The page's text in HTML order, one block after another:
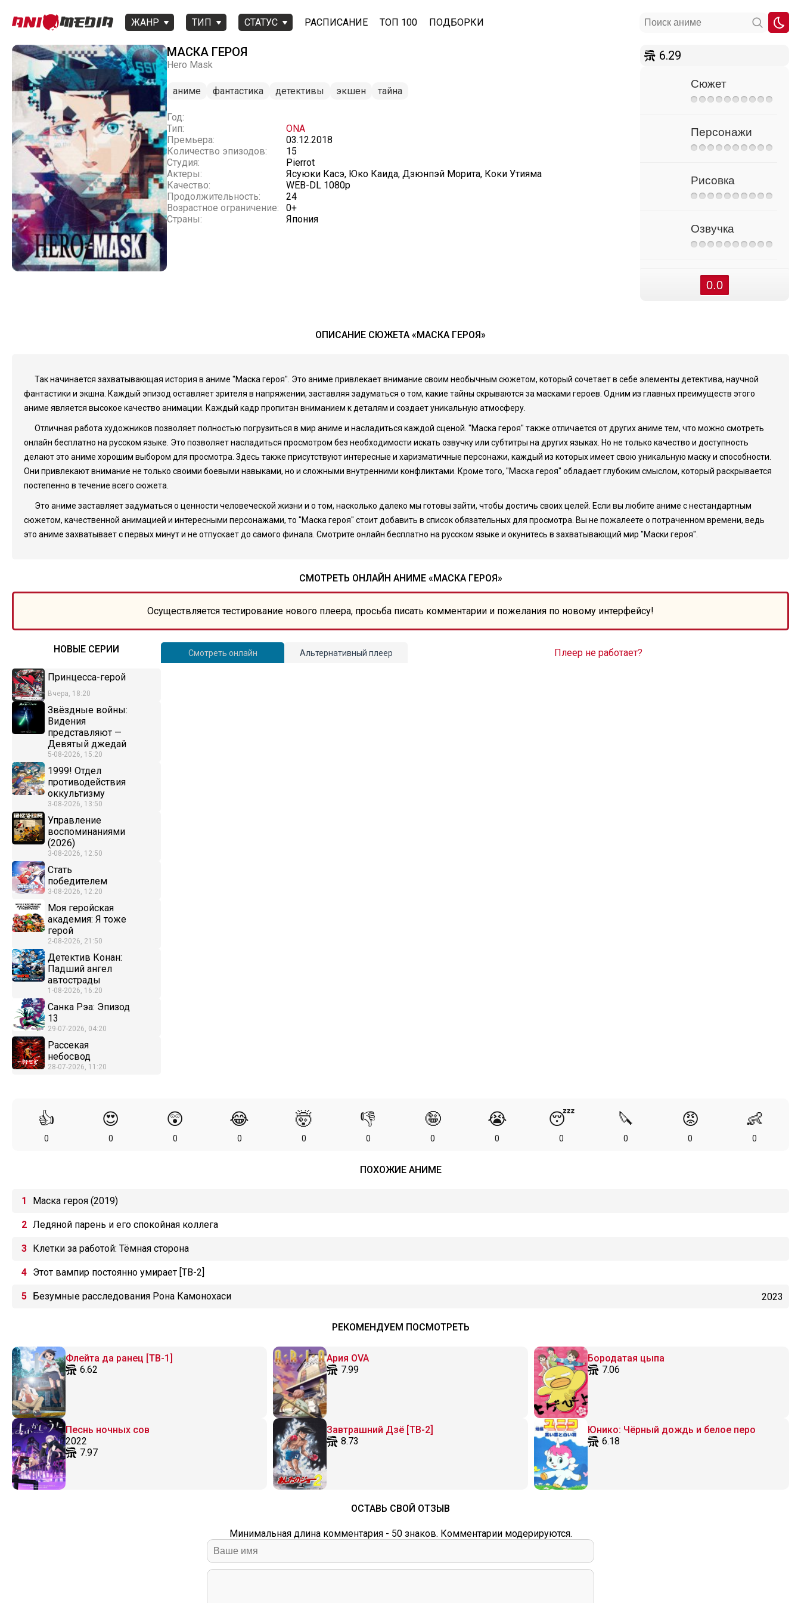
ЖАНР ТИП СТАТУС РАСПИСАНИЕ ТОП 100 ПОДБОРКИ
МАСКА ГЕРОЯ
Hero Mask
аниме фантастика детективы экшен тайна
Год:
Тип:
ONA
Премьера:
03.12.2018
Количество эпизодов:
15
Студия:
Pierrot
Актеры:
Ясуюки Касэ, Юко Каида, Дзюнпэй Морита, Коки Утияма
Качество:
WEB-DL 1080p
Продолжительность:
24
Возрастное ограничение:
0+
Страны:
Япония
6.29
Сюжет
Персонажи
Рисовка
Озвучка
0.0
ОПИСАНИЕ СЮЖЕТА «МАСКА ГЕРОЯ»
Так начинается захватывающая история в аниме "Маска героя". Это аниме привлекает внимание своим необычным сюжетом, который сочетает в себе элементы детектива, научной
фантастики и экшна. Каждый эпизод оставляет зрителя в напряжении, заставляя задуматься о том, какие тайны скрываются за масками героев. Одним из главных преимуществ этого
аниме является высокое качество анимации. Каждый кадр пропитан вниманием к деталям и создает уникальную атмосферу.
Отличная работа художников позволяет полностью погрузиться в мир аниме и насладиться каждой сценой. "Маска героя" также отличается от других аниме тем, что можно смотреть
онлайн бесплатно на русском языке. Это позволяет насладиться просмотром без необходимости искать озвучку или субтитры на других языках. Но не только качество и доступность
делают это аниме хорошим выбором для просмотра. Здесь также присутствуют интересные и харизматичные персонажи, каждый из которых имеет свою уникальную маску и способности.
Они привлекают внимание не только своими боевыми навыками, но и сложными внутренними конфликтами. Кроме того, "Маска героя" обладает глубоким смыслом, который раскрывается
постепенно в течение всего сюжета.
Это аниме заставляет задуматься о ценности человеческой жизни и о том, насколько далеко мы готовы зайти, чтобы достичь своих целей. Если вы любите аниме с нестандартным
сюжетом, качественной анимацией и интересными персонажами, то "Маска героя" стоит добавить в список обязательных для просмотра. Вы не пожалеете о потраченном времени, ведь
это аниме захватывает с первых минут и не отпускает до самого финала. Смотрите онлайн бесплатно на русском языке и окунитесь в захватывающий мир "Маски героя".
СМОТРЕТЬ ОНЛАЙН АНИМЕ «МАСКА ГЕРОЯ»
Осуществляется тестирование нового плеера, просьба писать комментарии и пожелания по новому интерфейсу!
НОВЫЕ СЕРИИ
Принцесса-герой
Вчера, 18:20
Звёздные войны:
Видения
представляют —
Девятый джедай
5-08-2026, 15:20
1999! Отдел
противодействия
оккультизму
3-08-2026, 13:50
Управление
воспоминаниями
(2026)
3-08-2026, 12:50
Стать
победителем
3-08-2026, 12:20
Моя геройская
академия: Я тоже
герой
2-08-2026, 21:50
Детектив Конан:
Падший ангел
автострады
1-08-2026, 16:20
Санка Рэа: Эпизод
13
29-07-2026, 04:20
Рассекая
небосвод
28-07-2026, 11:20
Смотреть онлайн Альтернативный плеер Плеер не работает?
👍
0
😍
0
😲
0
😂
0
🤯
0
👎
0
🤪
0
😭
0
😴
0
🔪
0
😡
0
👶
0
ПОХОЖИЕ АНИМЕ
Маска героя (2019)
Ледяной парень и его спокойная коллега
Клетки за работой: Тёмная сторона
Этот вампир постоянно умирает [ТВ-2]
Безумные расследования Рона Камонохаси 2023
РЕКОМЕНДУЕМ ПОСМОТРЕТЬ
Флейта да ранец [ТВ-1]
6.62
Ария OVA
7.99
Бородатая цыпа
7.06
Песнь ночных сов
2022
7.97
Завтрашний Дзё [ТВ-2]
8.73
Юнико: Чёрный дождь и белое перо
6.18
ОСТАВЬ СВОЙ ОТЗЫВ
Минимальная длина комментария - 50 знаков. Комментарии модерируются.